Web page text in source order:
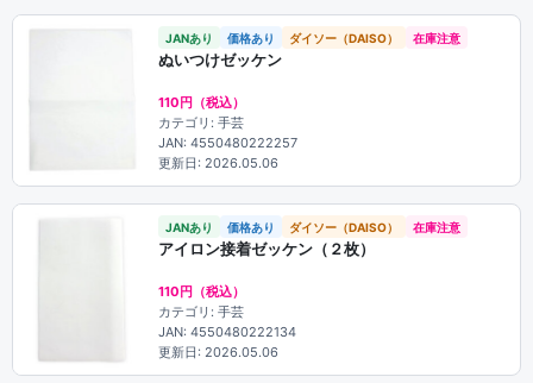
JANあり 価格あり ダイソー（DAISO） 在庫注意
ぬいつけゼッケン
110円（税込）
カテゴリ: 手芸
JAN: 4550480222257
更新日: 2026.05.06
JANあり 価格あり ダイソー（DAISO） 在庫注意
アイロン接着ゼッケン（２枚）
110円（税込）
カテゴリ: 手芸
JAN: 4550480222134
更新日: 2026.05.06